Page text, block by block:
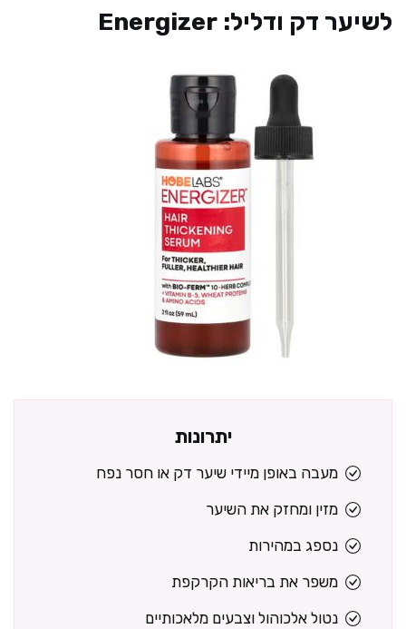
לשיער דק ודליל: Energizer
יתרונות
מעבה באופן מיידי שיער דק או חסר נפח
מזין ומחזק את השיער
נספג במהירות
משפר את בריאות הקרקפת
נטול אלכוהול וצבעים מלאכותיים